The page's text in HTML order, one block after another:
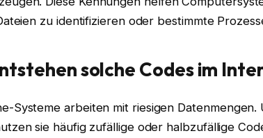
zu identifizieren oder bestimmte
solche Codes im
Systeme arbeiten mit riesigen
sie häufig zufällige oder halbzufällige